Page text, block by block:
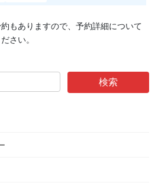
もありますので、予約詳細について
さい。